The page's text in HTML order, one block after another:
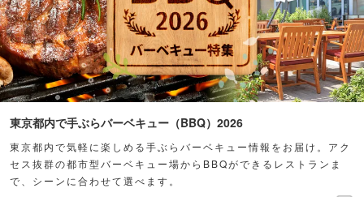
東京都内で手ぶらバーベキュー（BBQ）2026
東京都内で気軽に楽しめる手ぶらバーベキュー情報をお届け。アク
セス抜群の都市型バーベキュー場からBBQができるレストランま
で、シーンに合わせて選べます。